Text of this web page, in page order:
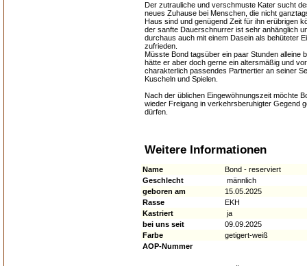
Der zutrauliche und verschmuste Kater sucht
neues Zuhause bei Menschen, die nicht
Haus sind und genügend Zeit für ihn erübrigen
der sanfte Dauerschnurrer ist sehr anhänglich
durchaus auch mit einem Dasein als behüteter
zufrieden.
Müsste Bond tagsüber ein paar Stunden alleine
hätte er aber doch gerne ein altersmäßig und
charakterlich passendes Partnertier an seiner
Kuscheln und Spielen.
Nach der üblichen Eingewöhnungszeit möchte
wieder Freigang in verkehrsberuhigter Gegend
dürfen.
Weitere Informationen
Name
Bond - reserviert
Geschlecht
männlich
geboren am
15.05.2025
Rasse
EKH
Kastriert
ja
bei uns seit
09.09.2025
Farbe
getigert-weiß
AOP-Nummer